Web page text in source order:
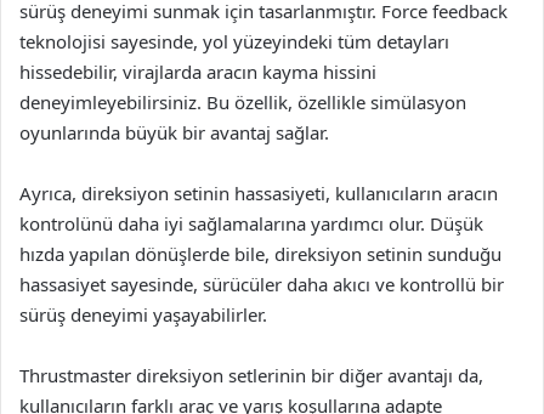
sürüş deneyimi sunmak için tasarlanmıştır. Force feedback
teknolojisi sayesinde, yol yüzeyindeki tüm detayları
hissedebilir, virajlarda aracın kayma hissini
deneyimleyebilirsiniz. Bu özellik, özellikle simülasyon
oyunlarında büyük bir avantaj sağlar.
Ayrıca, direksiyon setinin hassasiyeti, kullanıcıların aracın
kontrolünü daha iyi sağlamalarına yardımcı olur. Düşük
hızda yapılan dönüşlerde bile, direksiyon setinin sunduğu
hassasiyet sayesinde, sürücüler daha akıcı ve kontrollü bir
sürüş deneyimi yaşayabilirler.
Thrustmaster direksiyon setlerinin bir diğer avantajı da,
kullanıcıların farklı araç ve yarış koşullarına adapte